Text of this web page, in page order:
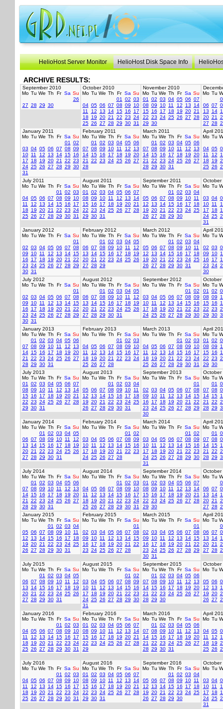
HelioHost Server Monitor HelioHost Disk Space Info
ARCHIVE RESULTS:
September 2010
Mo Tu We Th Fr Sa Su
26
27 28 29 30
October 2010
Mo Tu We Th Fr Sa Su
01
02 03
04 05 06 07 08 09
10
11
12 13 14 15 16
17
18
19 20 21 22 23 24
25 26 27 28 29 30 31
November 2010
Mo Tu We Th Fr Sa Su
01
02 03 04 05 06 07
08 09 10 11 12 13
14
15 16 17 18 19 20 21
22 23 24 25 26 27 28
29 30
Mo Tu
06 07
13
14
20 21
27 28
January 2011
Mo Tu We Th Fr Sa Su
01
02
03 04 05 06 07 08 09
10 11 12 13 14 15 16
17
18 19 20 21 22 23
24 25 26 27 28 29 30
31
February 2011
Mo Tu We Th Fr Sa Su
01
02 03 04 05 06
07 08 09 10 11 12
13
14 15 16 17 18 19 20
21
22 23 24 25 26 27
28
March 2011
Mo Tu We Th Fr Sa Su
01
02 03 04 05 06
07 08 09 10 11 12
13
14 15 16 17 18 19 20
21
22 23 24 25 26 27
28 29 30 31
April
Mo Tu
04 05
11
12
18
19
25 26
July 2011
Mo Tu We Th Fr Sa Su
01
02 03
04 05 06 07 08 09
10
11
12 13 14 15 16
17
18
19 20 21 22 23 24
25 26 27 28 29 30 31
August 2011
Mo Tu We Th Fr Sa Su
01
02 03 04 05 06 07
08 09 10 11 12 13
14
15 16 17 18 19 20 21
22 23 24 25 26 27 28
29 30 31
September 2011
Mo Tu We Th Fr Sa Su
01
02 03 04
05 06 07 08 09 10 11
12
13 14 15 16 17
18
19 20 21 22 23 24 25
26 27 28 29 30
October
Mo Tu
03 04
10 11
17
18
24 25
31
January 2012
Mo Tu We Th Fr Sa Su
01
02 03 04 05 06 07 08
09
10 11 12 13 14 15
16
17 18 19 20 21
22
23 24 25 26 27 28 29
30 31
February 2012
Mo Tu We Th Fr Sa Su
01
02 03 04 05
06 07 08 09 10 11
12
13
14 15 16 17 18
19
20 21 22 23 24 25 26
27 28 29
March 2012
Mo Tu We Th Fr Sa Su
01
02 03 04
05 06 07 08 09 10 11
12
13 14 15 16 17
18
19 20 21 22 23 24 25
26 27 28 29 30 31
April
Mo Tu
02 03
09
10
16
17
23 24
30
July 2012
Mo Tu We Th Fr Sa Su
01
02 03 04 05 06 07 08
09
10 11 12 13 14 15
16
17 18 19 20 21
22
23 24 25 26 27 28 29
30 31
August 2012
Mo Tu We Th Fr Sa Su
01
02 03 04 05
06 07 08 09 10 11
12
13
14 15 16 17 18
19
20 21 22 23 24 25 26
27 28 29 30 31
September 2012
Mo Tu We Th Fr Sa Su
01
02
03 04 05 06 07 08 09
10 11 12 13 14 15 16
17
18 19 20 21 22 23
24 25 26 27 28 29 30
October
Mo Tu
01
02
08 09
15 16
22 23
29 30
January 2013
Mo Tu We Th Fr Sa Su
01
02 03 04 05 06
07 08 09 10 11 12
13
14 15 16 17 18 19 20
21
22 23 24 25 26 27
28 29 30 31
February 2013
Mo Tu We Th Fr Sa Su
01
02 03
04 05 06 07 08 09
10
11
12 13 14 15 16
17
18
19 20 21 22 23 24
25 26 27 28
March 2013
Mo Tu We Th Fr Sa Su
01
02 03
04 05 06 07 08 09
10
11
12 13 14 15 16
17
18
19 20 21 22 23 24
25 26 27 28 29 30 31
April
Mo Tu
01
02
08 09
15 16
22 23
29 30
July 2013
Mo Tu We Th Fr Sa Su
01
02 03 04 05 06 07
08 09 10 11 12 13
14
15 16 17 18 19 20 21
22 23 24 25 26 27 28
29 30 31
August 2013
Mo Tu We Th Fr Sa Su
01
02 03 04
05 06 07 08 09 10 11
12
13 14 15 16 17
18
19 20 21 22 23 24 25
26 27 28 29 30 31
September 2013
Mo Tu We Th Fr Sa Su
01
02 03 04 05 06 07 08
09
10 11 12 13 14 15
16
17 18 19 20 21
22
23 24 25 26 27 28 29
30
October
Mo Tu
01
07 08
14 15
21
22
28 29
January 2014
Mo Tu We Th Fr Sa Su
01
02 03 04 05
06 07 08 09 10 11
12
13
14 15 16 17 18
19
20 21 22 23 24 25 26
27 28 29 30 31
February 2014
Mo Tu We Th Fr Sa Su
01
02
03 04 05 06 07 08 09
10 11 12 13 14 15 16
17
18 19 20 21 22 23
24 25 26 27 28
March 2014
Mo Tu We Th Fr Sa Su
01
02
03 04 05 06 07 08 09
10 11 12 13 14 15 16
17
18 19 20 21 22 23
24 25 26 27 28 29 30
31
April
Mo Tu
01
07 08
14 15
21
22
28 29
July 2014
Mo Tu We Th Fr Sa Su
01
02 03 04 05 06
07 08 09 10 11 12
13
14 15 16 17 18 19 20
21
22 23 24 25 26 27
28 29 30 31
August 2014
Mo Tu We Th Fr Sa Su
01
02 03
04 05 06 07 08 09
10
11
12 13 14 15 16
17
18
19 20 21 22 23 24
25 26 27 28 29 30 31
September 2014
Mo Tu We Th Fr Sa Su
01
02 03 04 05 06 07
08 09 10 11 12 13
14
15 16 17 18 19 20 21
22 23 24 25 26 27 28
29 30
October
Mo Tu
06 07
13
14
20 21
27 28
January 2015
Mo Tu We Th Fr Sa Su
01
02 03 04
05 06 07 08 09 10 11
12
13 14 15 16 17
18
19 20 21 22 23 24 25
26 27 28 29 30 31
February 2015
Mo Tu We Th Fr Sa Su
01
02 03 04 05 06 07 08
09
10 11 12 13 14 15
16
17 18 19 20 21
22
23 24 25 26 27 28
March 2015
Mo Tu We Th Fr Sa Su
01
02 03 04 05 06 07 08
09
10 11 12 13 14 15
16
17 18 19 20 21
22
23 24 25 26 27 28 29
30 31
April
Mo Tu
06 07
13
14
20 21
27 28
July 2015
Mo Tu We Th Fr Sa Su
01
02 03 04 05
06 07 08 09 10 11
12
13
14 15 16 17 18
19
20 21 22 23 24 25 26
27 28 29 30 31
August 2015
Mo Tu We Th Fr Sa Su
01
02
03 04 05 06 07 08 09
10 11 12 13 14 15 16
17
18 19 20 21 22 23
24 25 26 27 28 29 30
31
September 2015
Mo Tu We Th Fr Sa Su
01
02 03 04 05 06
07 08 09 10 11 12
13
14 15 16 17 18 19 20
21
22 23 24 25 26 27
28 29 30
October
Mo Tu
05 06
12
13
19 20
26 27
January 2016
Mo Tu We Th Fr Sa Su
01
02 03
04 05 06 07 08 09
10
11
12 13 14 15 16
17
18
19 20 21 22 23 24
25 26 27 28 29 30 31
February 2016
Mo Tu We Th Fr Sa Su
01
02 03 04 05 06 07
08 09 10 11 12 13
14
15 16 17 18 19 20 21
22 23 24 25 26 27 28
29
March 2016
Mo Tu We Th Fr Sa Su
01
02 03 04 05 06
07 08 09 10 11 12
13
14 15 16 17 18 19 20
21
22 23 24 25 26 27
28 29 30 31
April
Mo Tu
04 05
11
12
18
19
25 26
July 2016
Mo Tu We Th Fr Sa Su
01
02 03
04 05 06 07 08 09
10
11
12 13 14 15 16
17
18
19 20 21 22 23 24
25 26 27 28 29 30 31
August 2016
Mo Tu We Th Fr Sa Su
01
02 03 04 05 06 07
08 09 10 11 12 13
14
15 16 17 18 19 20 21
22 23 24 25 26 27 28
29 30 31
September 2016
Mo Tu We Th Fr Sa Su
01
02 03 04
05 06 07 08 09 10 11
12
13 14 15 16 17
18
19 20 21 22 23 24 25
26 27 28 29 30
October
Mo Tu
03 04
10 11
17
18
24 25
31